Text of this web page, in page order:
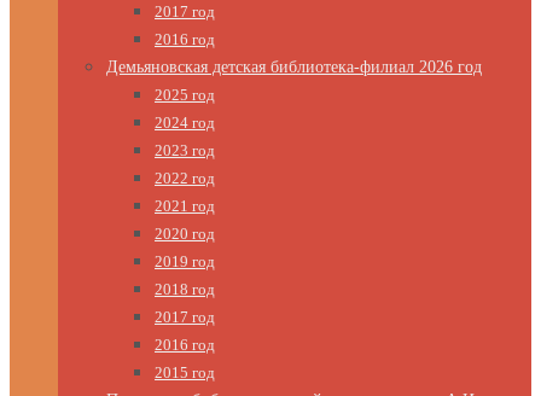
2017 год
2016 год
Демьяновская детская библиотека-филиал 2026 год
2025 год
2024 год
2023 год
2022 год
2021 год
2020 год
2019 год
2018 год
2017 год
2016 год
2015 год